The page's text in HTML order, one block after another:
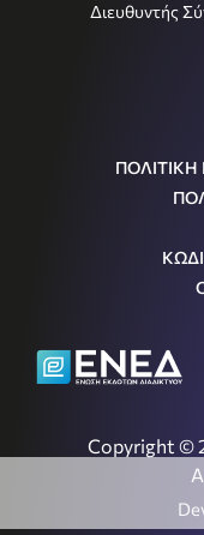
Διευθυντής
Copyright ©